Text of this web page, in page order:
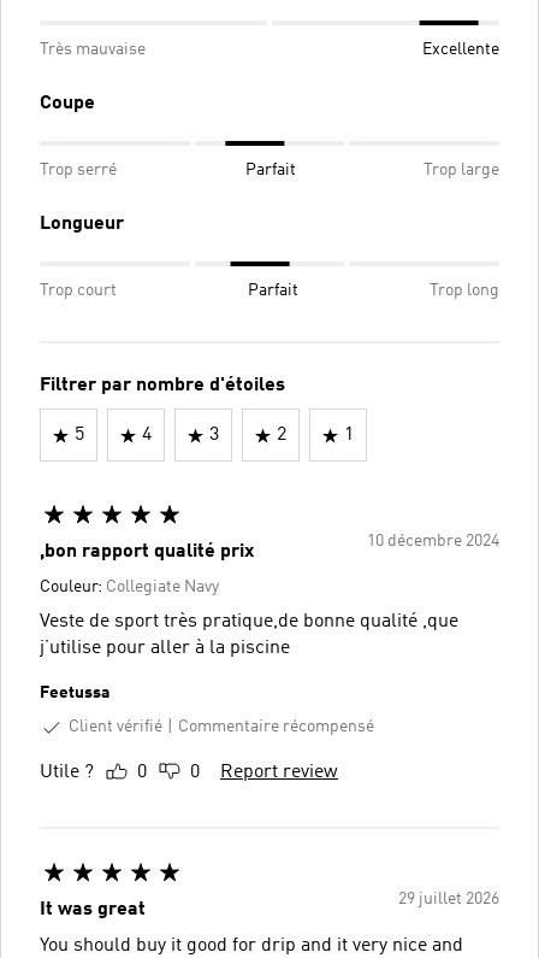
Très mauvaise Excellente
Coupe
Trop serré Parfait Trop large
Longueur
Trop court Parfait Trop long
Filtrer par nombre d'étoiles
5 4 3 2 1
10 décembre 2024
,bon rapport qualité prix
Couleur: Collegiate Navy
Veste de sport très pratique,de bonne qualité ,que
j’utilise pour aller à la piscine
Feetussa
Client vérifié
Commentaire récompensé
Utile ? 0 0 Report review
29 juillet 2026
It was great
You should buy it good for drip and it very nice and